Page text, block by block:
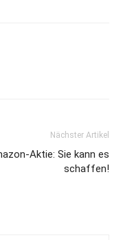
Nächster Artikel
Aktie: Sie kann es
schaffen!